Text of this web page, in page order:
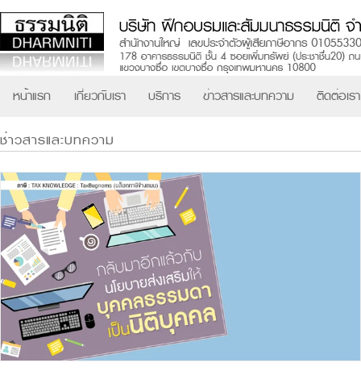
หน้าแรก เกี่ยวกับเรา บริการ ข่าวสารและบทความ ติดต่อเรา
ช่าวสารและบทความ